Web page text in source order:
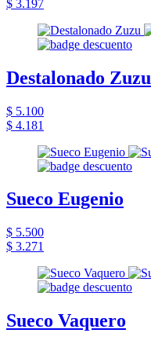
$ 3.197
Destalonado Zuzu
$ 5.100
$ 4.181
Sueco Eugenio
$ 5.500
$ 3.271
Sueco Vaquero